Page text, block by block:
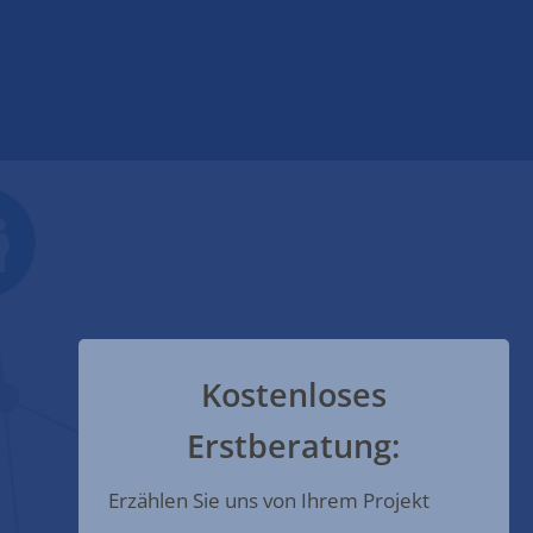
Kostenloses
Erstberatung:
Erzählen Sie uns von Ihrem Projekt